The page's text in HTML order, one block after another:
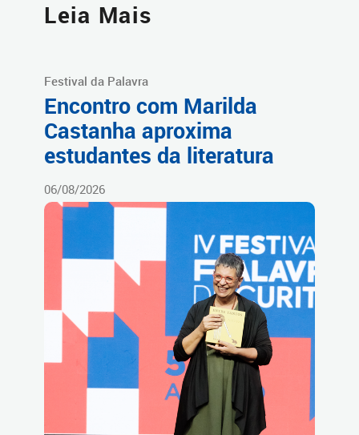
Leia Mais
Festival da Palavra
Encontro com Marilda
Castanha aproxima
estudantes da literatura
06/08/2026